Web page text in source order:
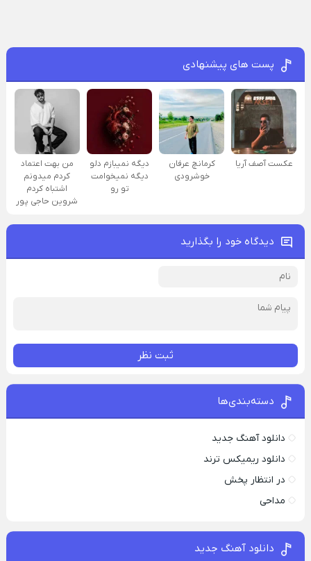
پست های پیشنهادی
عکست آصف آریا
کرمانچ عرفان
خوشرودی
دیگه نمیبازم دلو
دیگه نمیخوامت
تو رو
من بهت اعتماد
کردم میدونم
اشتباه کردم
شروین حاجی پور
دیدگاه خود را بگذارید
ثبت نظر
دسته‌بندی‌ها
دانلود آهنگ جدید
دانلود ریمیکس ترند
در انتظار پخش
مداحی
دانلود آهنگ جدید